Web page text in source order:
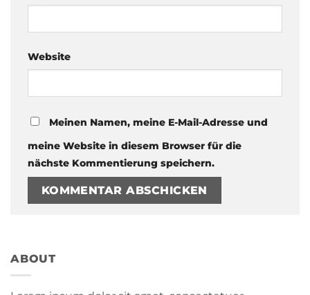
Website
Meinen Namen, meine E-Mail-Adresse und
meine Website in diesem Browser für die
nächste Kommentierung speichern.
ABOUT